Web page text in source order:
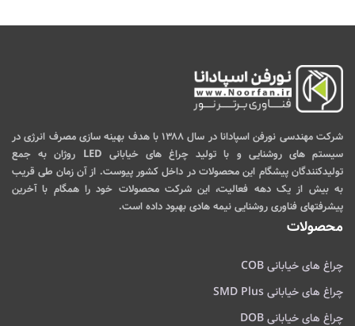
شرکت مهندسی نورفن اسپادانا در سال ۱۳۸۸ با هدف بهینه سازی مصرف انرژی در
سیستم های روشنایی و با تولید چراغ های خیابانی LED روژان به جمع
تولیدکنندگان پیشگام این محصولات در داخل کشور پیوست. از آن زمان طی قریب
به بیش از یک دهه فعالیت، این شرکت محصولات خود را همگام با آخرین
پیشرفتهای فناوری روشنایی نیمه هادی بهبود داده است.
محصولات
چراغ های خیابانی COB
چراغ های خیابانی SMD Plus
چراغ های خیابانی DOB